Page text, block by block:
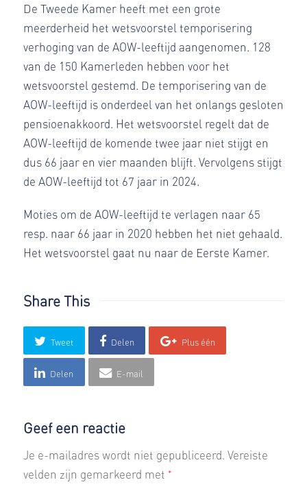
De Tweede Kamer heeft met een grote
meerderheid het wetsvoorstel temporisering
verhoging van de AOW-leeftijd aangenomen. 128
van de 150 Kamerleden hebben voor het
wetsvoorstel gestemd. De temporisering van de
AOW-leeftijd is onderdeel van het onlangs gesloten
pensioenakkoord. Het wetsvoorstel regelt dat de
AOW-leeftijd de komende twee jaar niet stijgt en
dus 66 jaar en vier maanden blijft. Vervolgens stijgt
de AOW-leeftijd tot 67 jaar in 2024.
Moties om de AOW-leeftijd te verlagen naar 65
resp. naar 66 jaar in 2020 hebben het niet gehaald.
Het wetsvoorstel gaat nu naar de Eerste Kamer.
Share This
Tweet Delen Plus één
Delen E-mail
Geef een reactie
Je e-mailadres wordt niet gepubliceerd. Vereiste
velden zijn gemarkeerd met *